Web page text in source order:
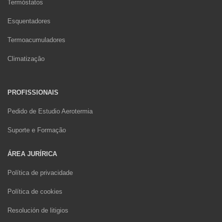
Termóstatos
Esquentadores
Termoacumuladores
Climatizaçâo
PROFISSIONAIS
Pedido de Estudio Aerotermia
Suporte e Formação
ÁREA JURÍRICA
Política de privacidade
Política de cookies
Resolución de litigios